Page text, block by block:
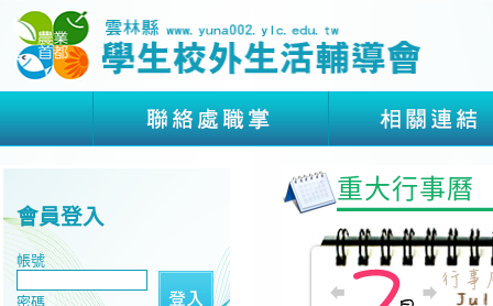
會員登入
帳號
密碼
重大行事曆